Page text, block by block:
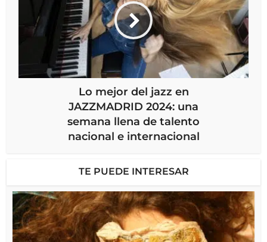
Lo mejor del jazz en
JAZZMADRID 2024: una
semana llena de talento
nacional e internacional
TE PUEDE INTERESAR